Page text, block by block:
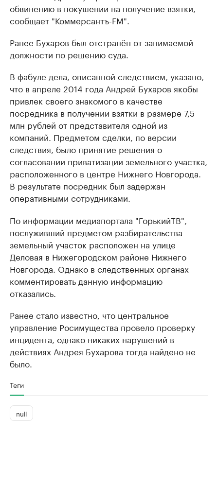
обвинению в покушении на получение взятки,
сообщает "Коммерсантъ-FM".
Ранее Бухаров был отстранён от занимаемой
должности по решению суда.
В фабуле дела, описанной следствием, указано,
что в апреле 2014 года Андрей Бухаров якобы
привлек своего знакомого в качестве
посредника в получении взятки в размере 7,5
млн рублей от представителя одной из
компаний. Предметом сделки, по версии
следствия, было принятие решения о
согласовании приватизации земельного участка,
расположенного в центре Нижнего Новгорода.
В результате посредник был задержан
оперативными сотрудниками.
По информации медиапортала "ГорькийТВ",
послуживший предметом разбирательства
земельный участок расположен на улице
Деловая в Нижегородском районе Нижнего
Новгорода. Однако в следственных органах
комментировать данную информацию
отказались.
Ранее стало известно, что центральное
управление Росимущества провело проверку
инцидента, однако никаких нарушений в
действиях Андрея Бухарова тогда найдено не
было.
Теги
null